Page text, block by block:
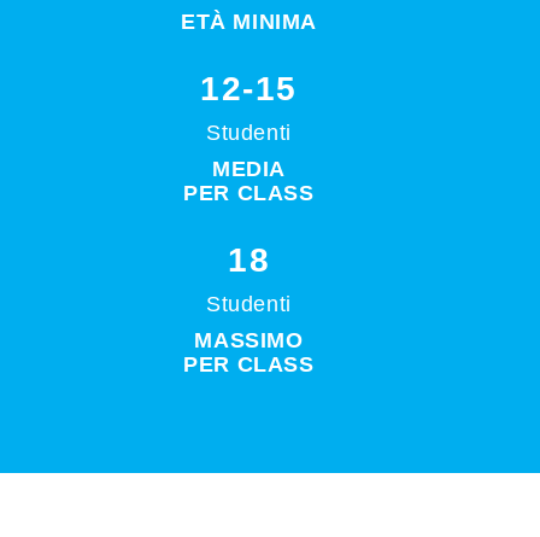
ETÀ MINIMA
12-15
Studenti
MEDIA
PER CLASS
18
Studenti
MASSIMO
PER CLASS